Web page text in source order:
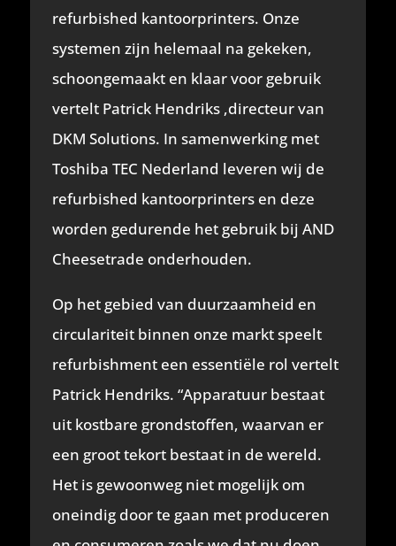
refurbished kantoorprinters. Onze
systemen zijn helemaal na gekeken,
schoongemaakt en klaar voor gebruik
vertelt Patrick Hendriks ,directeur van
DKM Solutions. In samenwerking met
Toshiba TEC Nederland leveren wij de
refurbished kantoorprinters en deze
worden gedurende het gebruik bij AND
Cheesetrade onderhouden.
Op het gebied van duurzaamheid en
circulariteit binnen onze markt speelt
refurbishment een essentiële rol vertelt
Patrick Hendriks. “Apparatuur bestaat
uit kostbare grondstoffen, waarvan er
een groot tekort bestaat in de wereld.
Het is gewoonweg niet mogelijk om
oneindig door te gaan met produceren